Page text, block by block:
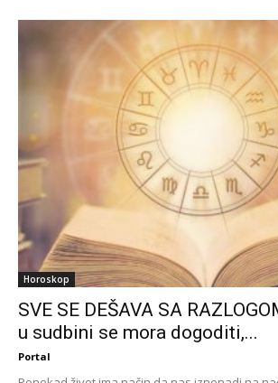
Horoskop
SVE SE DEŠAVA SA
u sudbini se mora dogoditi,...
Portal